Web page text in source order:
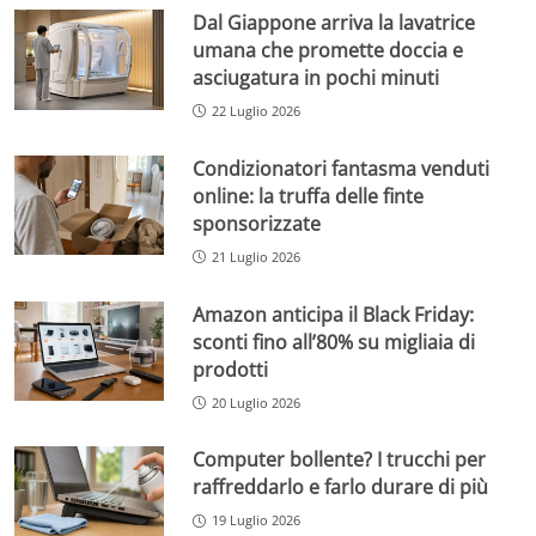
Dal Giappone arriva la lavatrice
umana che promette doccia e
asciugatura in pochi minuti
22 Luglio 2026
Condizionatori fantasma venduti
online: la truffa delle finte
sponsorizzate
21 Luglio 2026
Amazon anticipa il Black Friday:
sconti fino all’80% su migliaia di
prodotti
20 Luglio 2026
Computer bollente? I trucchi per
raffreddarlo e farlo durare di più
19 Luglio 2026